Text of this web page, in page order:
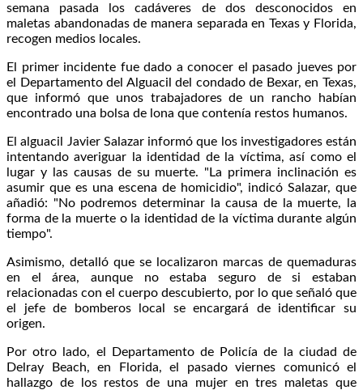
semana pasada los cadáveres de dos desconocidos en
maletas abandonadas de manera separada en Texas y Florida,
recogen medios locales.
El primer incidente fue dado a conocer el pasado jueves por
el Departamento del Alguacil del condado de Bexar, en Texas,
que informó que unos trabajadores de un rancho habían
encontrado una bolsa de lona que contenía restos humanos.
El alguacil Javier Salazar informó que los investigadores están
intentando averiguar la identidad de la víctima, así como el
lugar y las causas de su muerte. "La primera inclinación es
asumir que es una escena de homicidio", indicó Salazar, que
añadió: "No podremos determinar la causa de la muerte, la
forma de la muerte o la identidad de la víctima durante algún
tiempo".
Asimismo, detalló que se localizaron marcas de quemaduras
en el área, aunque no estaba seguro de si estaban
relacionadas con el cuerpo descubierto, por lo que señaló que
el jefe de bomberos local se encargará de identificar su
origen.
Por otro lado, el Departamento de Policía de la ciudad de
Delray Beach, en Florida, el pasado viernes comunicó el
hallazgo de los restos de una mujer en tres maletas que